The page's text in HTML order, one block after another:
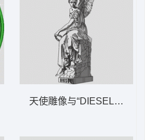
章标 天使雕像与“DIESEL”字样